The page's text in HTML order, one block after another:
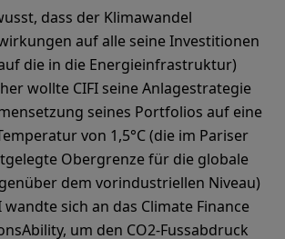
dass der Klimawandel
auf alle seine Investitionen
die in die Energieinfrastruktur)
wollte CIFI seine Anlagestrategie
seines Portfolios auf eine
von 1,5°C (die im Pariser
Obergrenze für die globale
dem vorindustriellen Niveau)
wandte sich an das Climate Finance
um den CO2-Fussabdruck